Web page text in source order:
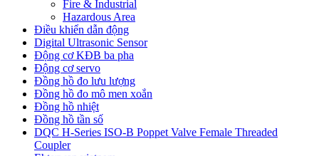
Fire & Industrial
Hazardous Area
Điều khiển dẫn động
Digital Ultrasonic Sensor
Động cơ KĐB ba pha
Động cơ servo
Đồng hồ đo lưu lượng
Đồng hồ đo mô men xoắn
Đồng hồ nhiệt
Đồng hồ tần số
DQC H-Series ISO-B Poppet Valve Female Threaded
Coupler